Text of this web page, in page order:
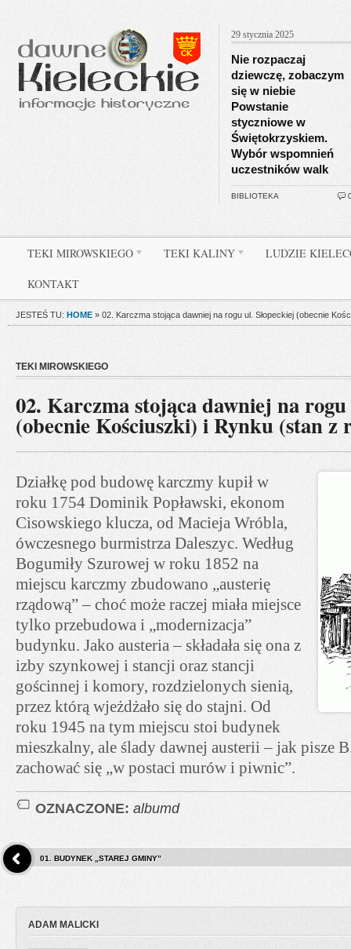
29 stycznia 2025
Nie rozpaczaj
dziewczę, zobaczym
się w niebie
Powstanie
styczniowe w
Świętokrzyskiem.
Wybór wspomnień
uczestników walk
BIBLIOTEKA
TEKI MIROWSKIEGO TEKI KALINY LUDZIE
KONTAKT
JESTEŚ TU: HOME » 02. Karczma stojąca dawniej na rogu ul. Słopeckiej (obecnie
TEKI MIROWSKIEGO
02. Karczma stojąca dawniej na rogu
(obecnie Kościuszki) i Rynku (stan z
Działkę pod budowę karczmy kupił w
roku 1754 Dominik Popławski, ekonom
Cisowskiego klucza, od Macieja Wróbla,
ówczesnego burmistrza Daleszyc. Według
Bogumiły Szurowej w roku 1852 na
miejscu karczmy zbudowano „austerię
rządową” – choć może raczej miała miejsce
tylko przebudowa i „modernizacja”
budynku. Jako austeria – składała się ona z
izby szynkowej i stancji oraz stancji
gościnnej i komory, rozdzielonych sienią,
przez którą wjeżdżało się do stajni. Od
roku 1945 na tym miejscu stoi budynek
mieszkalny, ale ślady dawnej austerii – jak pisze
zachować się „w postaci murów i piwnic”.
OZNACZONE: albumd
01. BUDYNEK „STAREJ GMINY”
ADAM MALICKI